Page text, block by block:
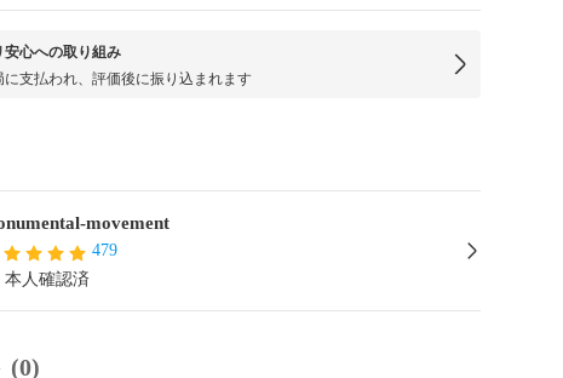
安心への取り組み
に支払われ、評価後に振り込まれます
movement
479
本人確認済
(0)